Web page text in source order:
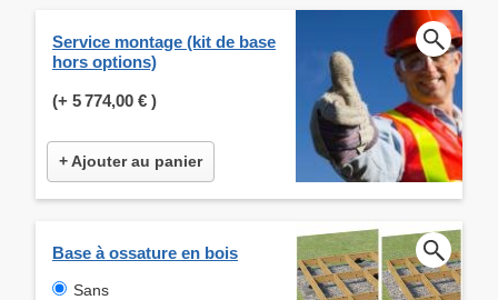
Service montage (kit de base
hors options)
(+ 5 774,00 € )
+ Ajouter au panier
Base à ossature en bois
Sans